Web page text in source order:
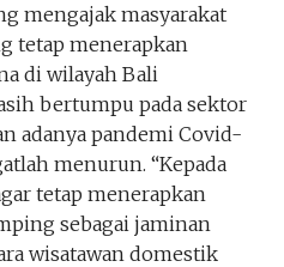
mengajak masyarakat
tetap menerapkan
di wilayah Bali
bertumpu pada sektor
adanya pandemi Covid-
menurun. “Kepada
tetap menerapkan
sebagai jaminan
wisatawan domestik